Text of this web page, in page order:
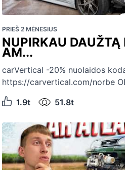
PRIEŠ 2 MĖNESIUS
NUPIRKAU
AM...
carVertical -20% nuolaidos
https://carvertical.com/norbe
1.9t
51.8t